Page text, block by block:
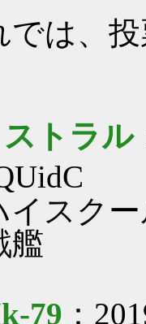
は、投
ストラル
イスク
艦
79 ：